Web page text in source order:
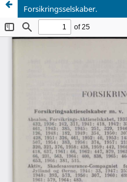
Forsikringsselskaber.